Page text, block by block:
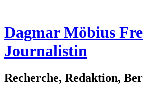
Dagmar Möbius
Journalistin
Recherche, Redaktion,